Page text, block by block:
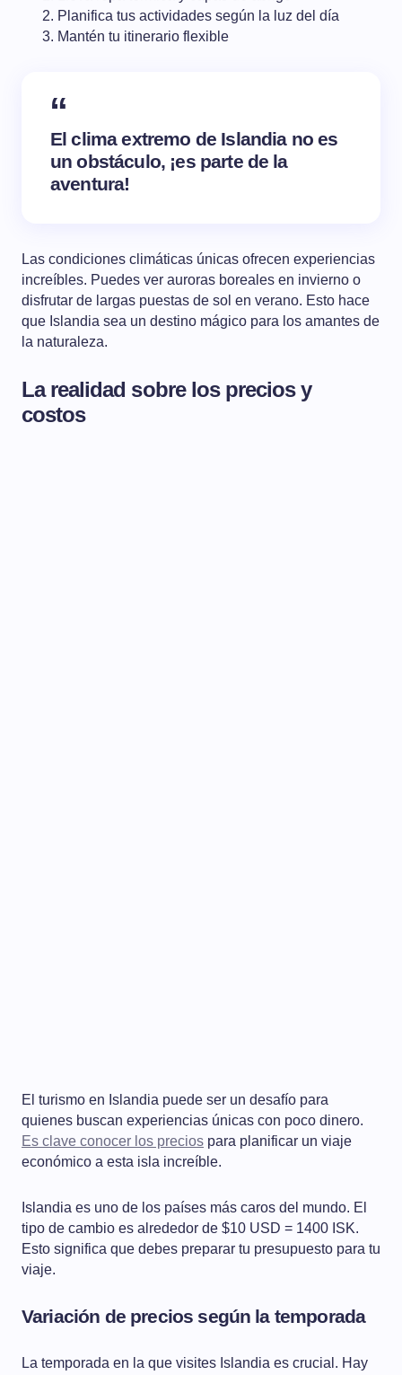
Planifica tus actividades según la luz del día
Mantén tu itinerario flexible
El clima extremo de Islandia no es
un obstáculo, ¡es parte de la
aventura!
Las condiciones climáticas únicas ofrecen experiencias
increíbles. Puedes ver auroras boreales en invierno o
disfrutar de largas puestas de sol en verano. Esto hace
que Islandia sea un destino mágico para los amantes de
la naturaleza.
La realidad sobre los precios y
costos
El turismo en Islandia puede ser un desafío para
quienes buscan experiencias únicas con poco dinero.
Es clave conocer los precios para planificar un viaje
económico a esta isla increíble.
Islandia es uno de los países más caros del mundo. El
tipo de cambio es alrededor de $10 USD = 1400 ISK.
Esto significa que debes preparar tu presupuesto para tu
viaje.
Variación de precios según la temporada
La temporada en la que visites Islandia es crucial. Hay